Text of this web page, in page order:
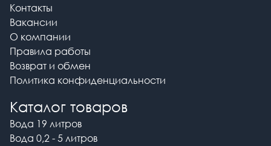
Контакты
Вакансии
О компании
Правила работы
Возврат и обмен
Политика конфиденциальности
Каталог товаров
Вода 19 литров
Вода 0,2 - 5 литров